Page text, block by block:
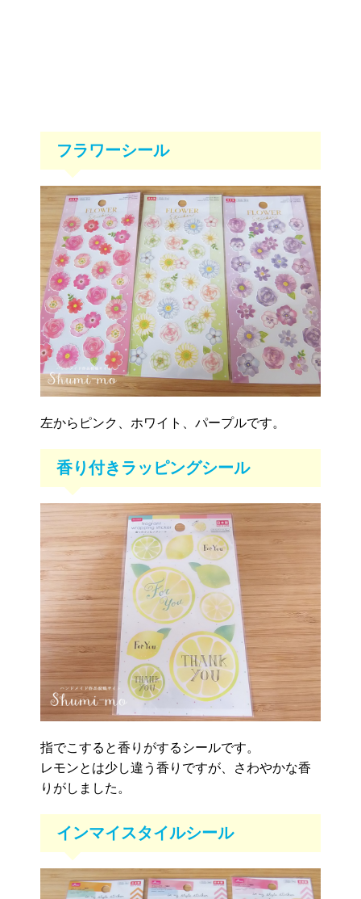
フラワーシール
左からピンク、ホワイト、パープルです。
香り付きラッピングシール
指でこすると香りがするシールです。
レモンとは少し違う香りですが、さわやかな香
りがしました。
インマイスタイルシール